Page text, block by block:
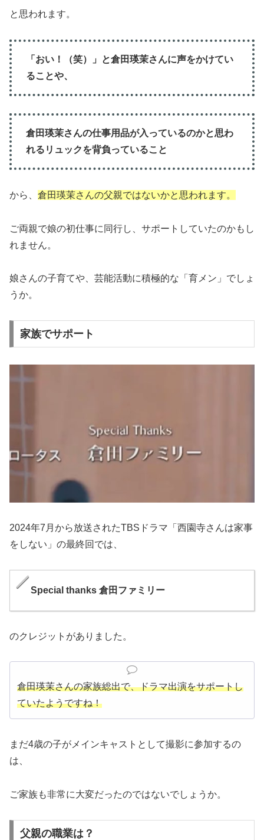
と思われます。
「おい！（笑）」と倉田瑛茉さんに声をかけてい
ることや、
倉田瑛茉さんの仕事用品が入っているのかと思わ
れるリュックを背負っていること
から、 倉田瑛茉さんの父親ではないかと思われます。
ご両親で娘の初仕事に同行し、サポートしていたのかもし
れません。
娘さんの子育てや、芸能活動に積極的な「育メン」でしょ
うか。
家族でサポート
2024年7月から放送されたTBSドラマ「西園寺さんは家事
をしない」の最終回では、
Special thanks 倉田ファミリー
のクレジットがありました。
倉田瑛茉さんの家族総出で、ドラマ出演をサポートし
ていたようですね！
まだ4歳の子がメインキャストとして撮影に参加するの
は、
ご家族も非常に大変だったのではないでしょうか。
父親の職業は？